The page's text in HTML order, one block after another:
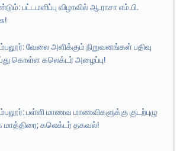
பட்டமளிப்பு விழாவில் ஆ.ராசா எம்.பி.
வேலை அளிக்கும் நிறுவனங்கள் பதிவு
கொள்ள கலெக்டர் அழைப்பு!
பள்ளி மாணவ மாணவிகளுக்கு குடற்புழு
மாத்திரை; கலெக்டர் தகவல்!